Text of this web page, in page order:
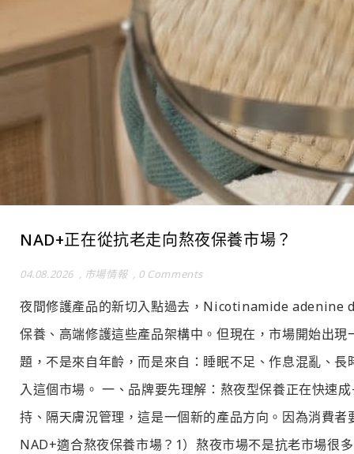
NAD+正在從抗老走向熬夜保養市場？
04.08.2026 , 市場情報 , 0 Comments
夜間修護產品的新切入點過去，Nicotinamide adenine
保養、高端修護這些產品架構中。但現在，市場開始出
題，不是來自年齡，而是來自：睡眠不足、作息混亂、
入這個市場。 一、品牌要先理解：熬夜型保養正在快速
持、隔天膚況管理，這是一個新的產品方向。因為消費
NAD+適合熬夜保養市場？1）熬夜市場不是抗老市場很